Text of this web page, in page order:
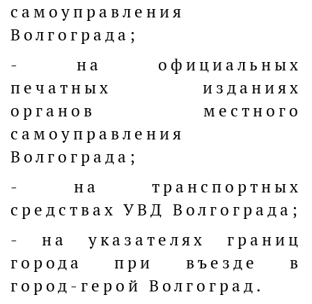
самоуправления
Волгограда;
- на официальных
печатных изданиях
органов местного
самоуправления
Волгограда;
- на транспортных
средствах УВД Волгограда;
- на указателях границ
города при въезде в
город-герой Волгоград.